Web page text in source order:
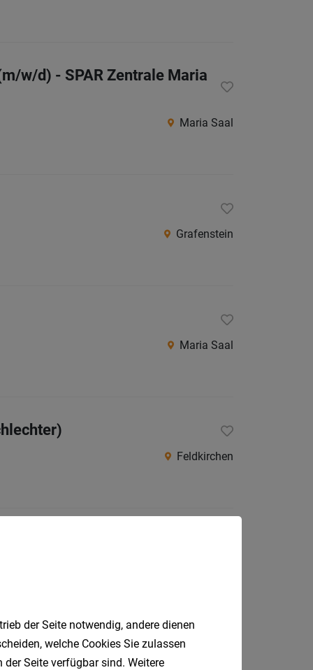
w/d) - SPAR Zentrale Maria
Maria Saal
Grafenstein
Maria Saal
Feldkirchen
der Seite notwendig, andere dienen
welche Cookies Sie zulassen
Seite verfügbar sind. Weitere